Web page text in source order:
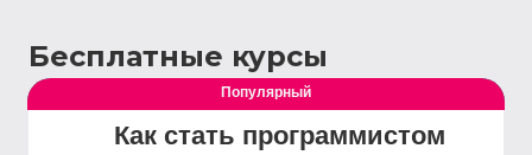
Бесплатные курсы
Выгодный
Популярный
Как стать программистом